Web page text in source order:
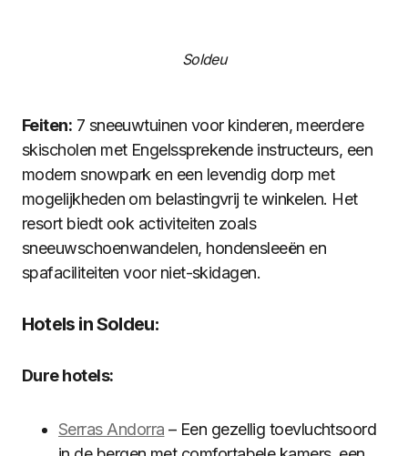
Soldeu
Feiten: 7 sneeuwtuinen voor kinderen, meerdere
skischolen met Engelssprekende instructeurs, een
modern snowpark en een levendig dorp met
mogelijkheden om belastingvrij te winkelen. Het
resort biedt ook activiteiten zoals
sneeuwschoenwandelen, hondensleeën en
spafaciliteiten voor niet-skidagen.
Hotels in Soldeu:
Dure hotels:
Serras Andorra – Een gezellig toevluchtsoord